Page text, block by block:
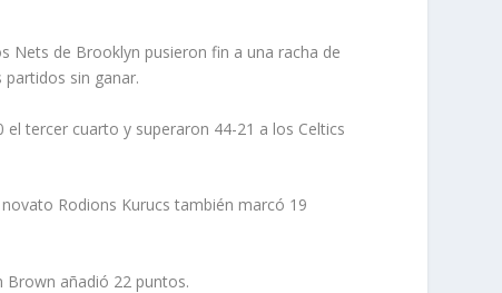
Nets de Brooklyn pusieron fin a una racha de
sin ganar.
tercer cuarto y superaron 44-21 a los Celtics
Rodions Kurucs también marcó 19
Brown añadió 22 puntos.